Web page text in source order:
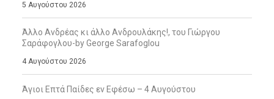
5 Αυγούστου 2026
Άλλο Ανδρέας κι άλλο Ανδρουλάκης!, του Γιώργου
Σαράφογλου-by George Sarafoglou
4 Αυγούστου 2026
Άγιοι Επτά Παίδες εν Εφέσω – 4 Αυγούστου